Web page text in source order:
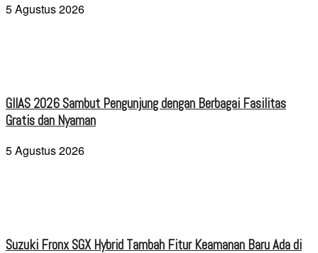
5 Agustus 2026
GIIAS 2026 Sambut Pengunjung dengan Berbagai Fasilitas
Gratis dan Nyaman
5 Agustus 2026
Suzuki Fronx SGX Hybrid Tambah Fitur Keamanan Baru Ada di